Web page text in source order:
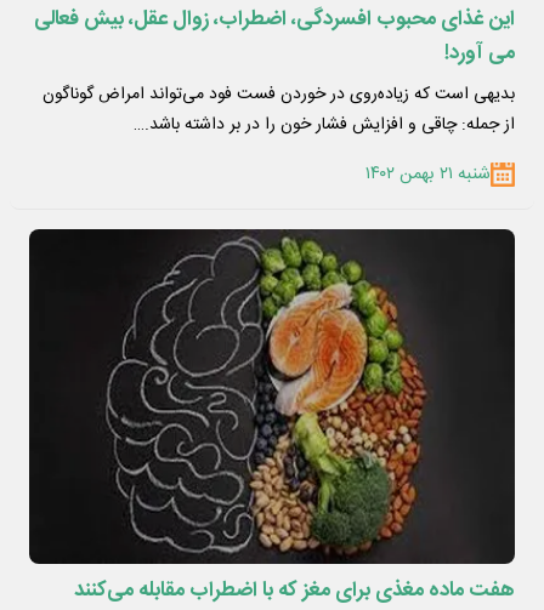
این غذای محبوب افسردگی، اضطراب، زوال عقل، بیش فعالی
می آورد!
بدیهی است که زیاده‌روی در خوردن فست فود می‌تواند امراض گوناگون
از جمله: چاقی و افزایش فشار خون را در بر داشته باشد.…
شنبه ۲۱ بهمن ۱۴۰۲
هفت ماده مغذی برای مغز که با اضطراب مقابله می‌کنند